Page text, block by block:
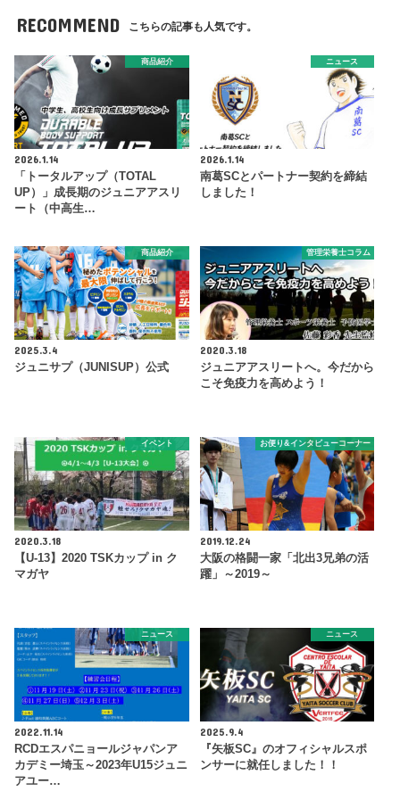
RECOMMEND こちらの記事も人気です。
商品紹介
2026.1.14
「トータルアップ（TOTAL
UP）」成長期のジュニアアスリ
ート（中高生…
ニュース
2026.1.14
南葛SCとパートナー契約を締結
しました！
商品紹介
2025.3.4
ジュニサプ（JUNISUP）公式
管理栄養士コラム
2020.3.18
ジュニアアスリートへ。今だから
こそ免疫力を高めよう！
イベント
2020.3.18
【U-13】2020 TSKカップ in ク
マガヤ
お便り&インタビューコーナー
2019.12.24
大阪の格闘一家「北出3兄弟の活
躍」～2019～
ニュース
2022.11.14
RCDエスパニョールジャパンア
カデミー埼玉～2023年U15ジュニ
アユー…
ニュース
2025.9.4
『矢板SC』のオフィシャルスポ
ンサーに就任しました！！